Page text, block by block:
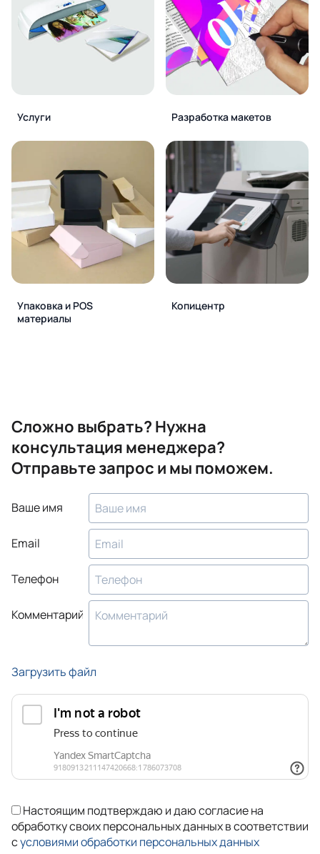
Услуги Разработка макетов
Упаковка и POS
материалы
Копицентр
Сложно выбрать? Нужна
консультация менеджера?
Отправьте запрос и мы поможем.
Ваше имя
Email
Телефон
Комментарий
Загрузить файл
Настоящим подтверждаю и даю согласие на
обработку своих персональных данных в соответствии
сусловиями обработки персональных данных